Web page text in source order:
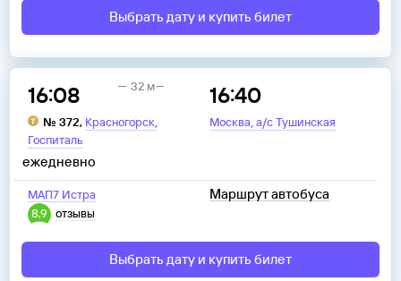
Выбрать дату и купить билет
16:08
№ 372, Красногорск,
Госпиталь
16:40
Москва,а/с Тушинская
32 м
МАП7 Истра
8,9
отзывы
ежедневно
Маршрут автобуса
Выбрать дату и купить билет